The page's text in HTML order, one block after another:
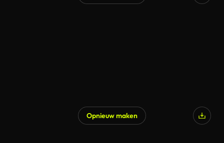
Opnieuw maken